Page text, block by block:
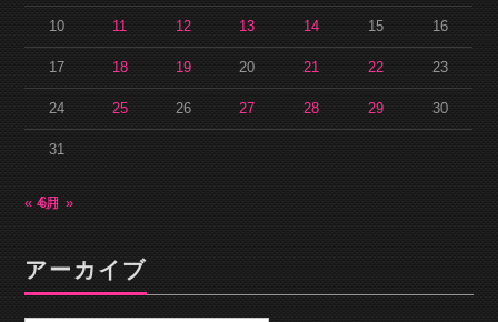
10 11 12 13 14 15 16
17 18 19 20 21 22 23
24 25 26 27 28 29 30
31
« 4月6月 »
アーカイブ